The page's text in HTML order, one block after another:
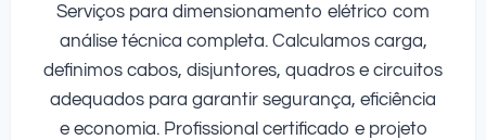
Serviços para dimensionamento elétrico com
análise técnica completa. Calculamos carga,
definimos cabos, disjuntores, quadros e circuitos
adequados para garantir segurança, eficiência
e economia. Profissional certificado e projeto